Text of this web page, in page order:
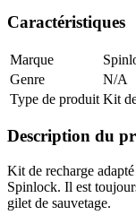
Caractéristiques
Marque
Genre
N/A
Type de produit Kit
Description du
Kit de recharge
Spinlock. Il est
gilet de sauvetage.